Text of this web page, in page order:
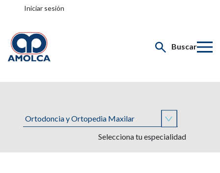
Iniciar sesión
Buscar
Selecciona tu especialidad